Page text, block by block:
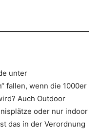
unter
fallen, wenn die 1000er
Auch Outdoor
oder nur indoor
das in der Verordnung